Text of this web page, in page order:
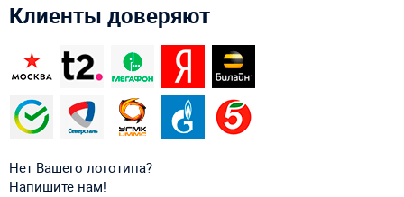
Клиенты доверяют
Нет Вашего логотипа?
Напишите нам!